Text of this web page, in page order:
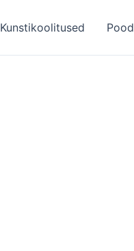
Kunstikoolitused Pood